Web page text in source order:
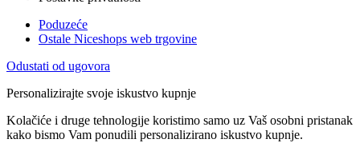
Poduzeće
Ostale Niceshops web trgovine
Odustati od ugovora
Personalizirajte svoje iskustvo kupnje
Kolačiće i druge tehnologije koristimo samo uz Vaš osobni pristanak
kako bismo Vam ponudili personalizirano iskustvo kupnje.